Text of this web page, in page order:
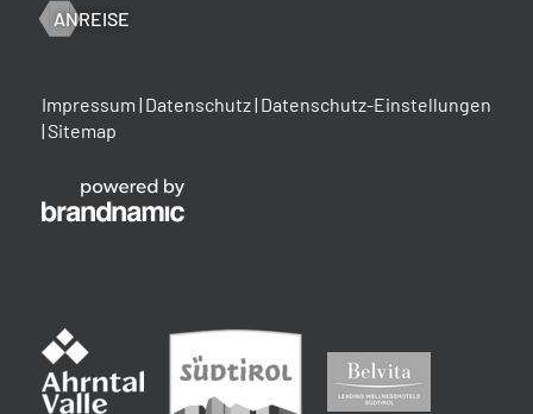
ANREISE
Impressum | Datenschutz| Datenschutz-Einstellungen
|Sitemap